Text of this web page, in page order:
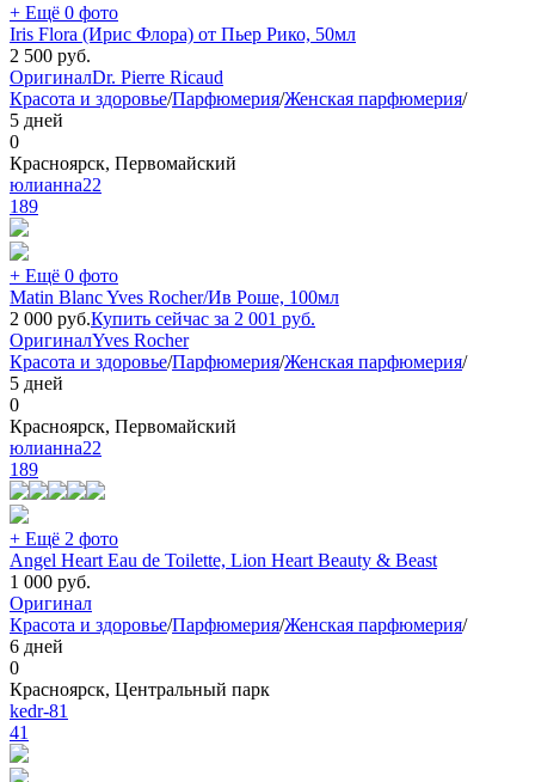
+ Ещё 0 фото
Iris Flora (Ирис Флора) от Пьер Рико, 50мл
2 500 руб.
ОригиналDr. Pierre Ricaud
Красота и здоровье/Парфюмерия/Женская парфюмерия/
5 дней
0
Красноярск, Первомайский
юлианна22
189
+ Ещё 0 фото
Matin Blanc Yves Rocher/Ив Роше, 100мл
2 000 руб.Купить сейчас за 2 001 руб.
ОригиналYves Rocher
Красота и здоровье/Парфюмерия/Женская парфюмерия/
5 дней
0
Красноярск, Первомайский
юлианна22
189
+ Ещё 2 фото
Angel Heart Eau de Toilette, Lion Heart Beauty & Beast
1 000 руб.
Оригинал
Красота и здоровье/Парфюмерия/Женская парфюмерия/
6 дней
0
Красноярск, Центральный парк
kedr-81
41